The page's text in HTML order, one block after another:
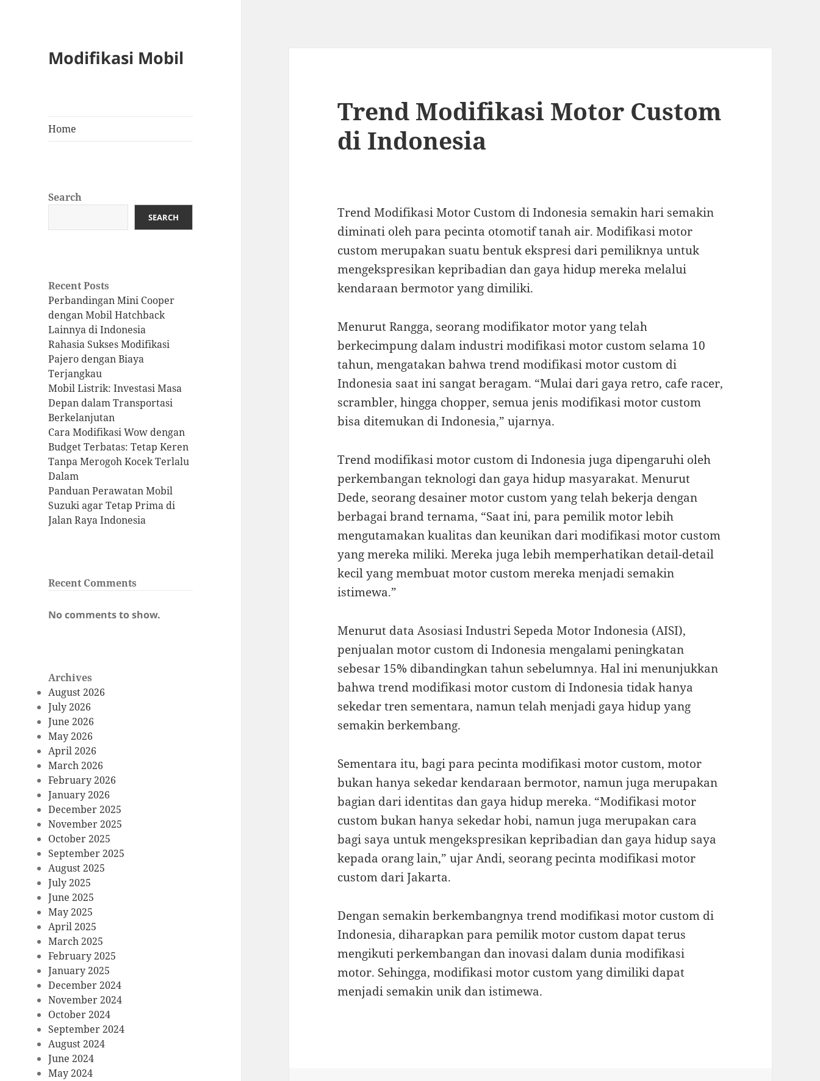
Modifikasi Mobil
Home
Search
SEARCH
Recent Posts
Perbandingan Mini Cooper
dengan Mobil Hatchback
Lainnya di Indonesia
Rahasia Sukses Modifikasi
Pajero dengan Biaya
Terjangkau
Mobil Listrik: Investasi Masa
Depan dalam Transportasi
Berkelanjutan
Cara Modifikasi Wow dengan
Budget Terbatas: Tetap Keren
Tanpa Merogoh Kocek Terlalu
Dalam
Panduan Perawatan Mobil
Suzuki agar Tetap Prima di
Jalan Raya Indonesia
Recent Comments
No comments to show.
Archives
August 2026
July 2026
June 2026
May 2026
April 2026
March 2026
February 2026
January 2026
December 2025
November 2025
October 2025
September 2025
August 2025
July 2025
June 2025
May 2025
April 2025
March 2025
February 2025
January 2025
December 2024
November 2024
October 2024
September 2024
August 2024
June 2024
May 2024
Trend Modifikasi Motor Custom
di Indonesia
Trend Modifikasi Motor Custom di Indonesia semakin hari semakin
diminati oleh para pecinta otomotif tanah air. Modifikasi motor
custom merupakan suatu bentuk ekspresi dari pemiliknya untuk
mengekspresikan kepribadian dan gaya hidup mereka melalui
kendaraan bermotor yang dimiliki.
Menurut Rangga, seorang modifikator motor yang telah
berkecimpung dalam industri modifikasi motor custom selama 10
tahun, mengatakan bahwa trend modifikasi motor custom di
Indonesia saat ini sangat beragam. “Mulai dari gaya retro, cafe racer,
scrambler, hingga chopper, semua jenis modifikasi motor custom
bisa ditemukan di Indonesia,” ujarnya.
Trend modifikasi motor custom di Indonesia juga dipengaruhi oleh
perkembangan teknologi dan gaya hidup masyarakat. Menurut
Dede, seorang desainer motor custom yang telah bekerja dengan
berbagai brand ternama, “Saat ini, para pemilik motor lebih
mengutamakan kualitas dan keunikan dari modifikasi motor custom
yang mereka miliki. Mereka juga lebih memperhatikan detail-detail
kecil yang membuat motor custom mereka menjadi semakin
istimewa.”
Menurut data Asosiasi Industri Sepeda Motor Indonesia (AISI),
penjualan motor custom di Indonesia mengalami peningkatan
sebesar 15% dibandingkan tahun sebelumnya. Hal ini menunjukkan
bahwa trend modifikasi motor custom di Indonesia tidak hanya
sekedar tren sementara, namun telah menjadi gaya hidup yang
semakin berkembang.
Sementara itu, bagi para pecinta modifikasi motor custom, motor
bukan hanya sekedar kendaraan bermotor, namun juga merupakan
bagian dari identitas dan gaya hidup mereka. “Modifikasi motor
custom bukan hanya sekedar hobi, namun juga merupakan cara
bagi saya untuk mengekspresikan kepribadian dan gaya hidup saya
kepada orang lain,” ujar Andi, seorang pecinta modifikasi motor
custom dari Jakarta.
Dengan semakin berkembangnya trend modifikasi motor custom di
Indonesia, diharapkan para pemilik motor custom dapat terus
mengikuti perkembangan dan inovasi dalam dunia modifikasi
motor. Sehingga, modifikasi motor custom yang dimiliki dapat
menjadi semakin unik dan istimewa.